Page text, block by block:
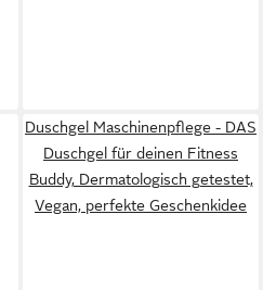
Duschgel Maschinenpflege - DAS
Duschgel für deinen Fitness
Buddy, Dermatologisch getestet,
Vegan, perfekte Geschenkidee